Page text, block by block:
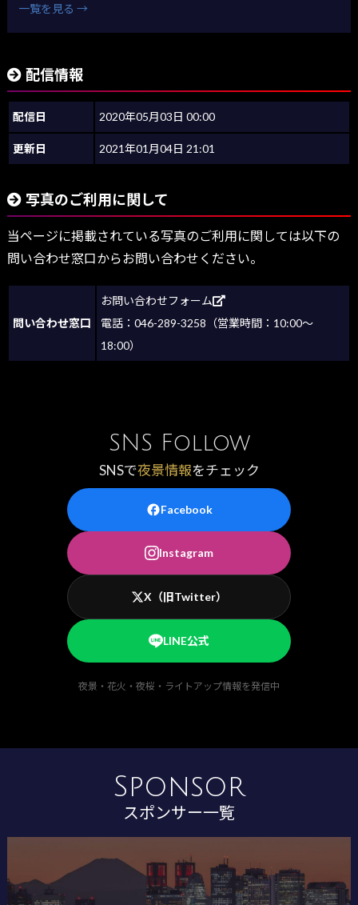
一覧を見る →
配信情報
配信日 2020年05月03日 00:00
更新日 2021年01月04日 21:01
写真のご利用に関して
当ページに掲載されている写真のご利用に関しては以下の
問い合わせ窓口からお問い合わせください。
問い合わせ窓口
お問い合わせフォーム
電話：046-289-3258（営業時間：10:00～
18:00）
SNS Follow
SNSで夜景情報をチェック
Facebook
Instagram
X（旧Twitter）
LINE公式
夜景・花火・夜桜・ライトアップ情報を発信中
Sponsor
スポンサー一覧